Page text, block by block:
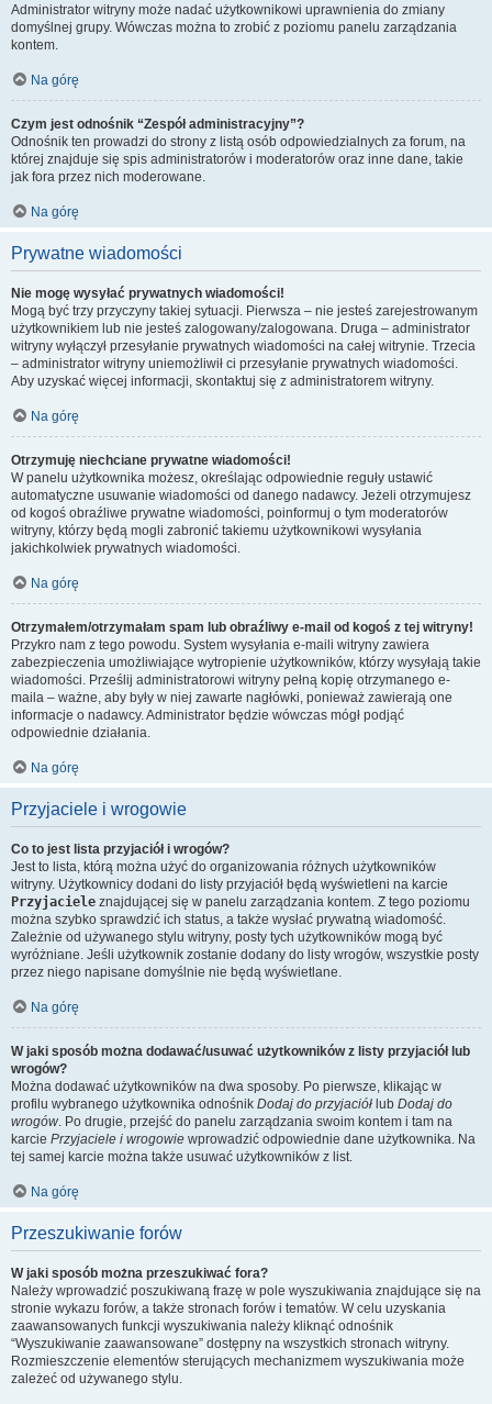
Administrator witryny może nadać użytkownikowi uprawnienia do zmiany
domyślnej grupy. Wówczas można to zrobić z poziomu panelu zarządzania
kontem.
Na górę
Czym jest odnośnik “Zespół administracyjny”?
Odnośnik ten prowadzi do strony z listą osób odpowiedzialnych za forum, na
której znajduje się spis administratorów i moderatorów oraz inne dane, takie
jak fora przez nich moderowane.
Na górę
Prywatne wiadomości
Nie mogę wysyłać prywatnych wiadomości!
Mogą być trzy przyczyny takiej sytuacji. Pierwsza – nie jesteś zarejestrowanym
użytkownikiem lub nie jesteś zalogowany/zalogowana. Druga – administrator
witryny wyłączył przesyłanie prywatnych wiadomości na całej witrynie. Trzecia
– administrator witryny uniemożliwił ci przesyłanie prywatnych wiadomości.
Aby uzyskać więcej informacji, skontaktuj się z administratorem witryny.
Na górę
Otrzymuję niechciane prywatne wiadomości!
W panelu użytkownika możesz, określając odpowiednie reguły ustawić
automatyczne usuwanie wiadomości od danego nadawcy. Jeżeli otrzymujesz
od kogoś obraźliwe prywatne wiadomości, poinformuj o tym moderatorów
witryny, którzy będą mogli zabronić takiemu użytkownikowi wysyłania
jakichkolwiek prywatnych wiadomości.
Na górę
Otrzymałem/otrzymałam spam lub obraźliwy e-mail od kogoś z tej witryny!
Przykro nam z tego powodu. System wysyłania e-maili witryny zawiera
zabezpieczenia umożliwiające wytropienie użytkowników, którzy wysyłają takie
wiadomości. Prześlij administratorowi witryny pełną kopię otrzymanego e-
maila – ważne, aby były w niej zawarte nagłówki, ponieważ zawierają one
informacje o nadawcy. Administrator będzie wówczas mógł podjąć
odpowiednie działania.
Na górę
Przyjaciele i wrogowie
Co to jest lista przyjaciół i wrogów?
Jest to lista, którą można użyć do organizowania różnych użytkowników
witryny. Użytkownicy dodani do listy przyjaciół będą wyświetleni na karcie
Przyjaciele znajdującej się w panelu zarządzania kontem. Z tego poziomu
można szybko sprawdzić ich status, a także wysłać prywatną wiadomość.
Zależnie od używanego stylu witryny, posty tych użytkowników mogą być
wyróżniane. Jeśli użytkownik zostanie dodany do listy wrogów, wszystkie posty
przez niego napisane domyślnie nie będą wyświetlane.
Na górę
W jaki sposób można dodawać/usuwać użytkowników z listy przyjaciół lub
wrogów?
Można dodawać użytkowników na dwa sposoby. Po pierwsze, klikając w
profilu wybranego użytkownika odnośnik Dodaj do przyjaciół lub Dodaj do
wrogów. Po drugie, przejść do panelu zarządzania swoim kontem i tam na
karcie Przyjaciele i wrogowie wprowadzić odpowiednie dane użytkownika. Na
tej samej karcie można także usuwać użytkowników z list.
Na górę
Przeszukiwanie forów
W jaki sposób można przeszukiwać fora?
Należy wprowadzić poszukiwaną frazę w pole wyszukiwania znajdujące się na
stronie wykazu forów, a także stronach forów i tematów. W celu uzyskania
zaawansowanych funkcji wyszukiwania należy kliknąć odnośnik
“Wyszukiwanie zaawansowane” dostępny na wszystkich stronach witryny.
Rozmieszczenie elementów sterujących mechanizmem wyszukiwania może
zależeć od używanego stylu.